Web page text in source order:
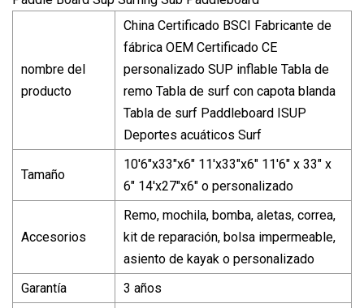
nombre del
producto
China Certificado BSCI Fabricante de
fábrica OEM Certificado CE
personalizado SUP inflable Tabla de
remo Tabla de surf con capota blanda
Tabla de surf Paddleboard ISUP
Deportes acuáticos Surf
Tamaño
10'6"x33"x6" 11'x33"x6" 11'6" x 33" x
6" 14'x27"x6" o personalizado
Accesorios
Remo, mochila, bomba, aletas, correa,
kit de reparación, bolsa impermeable,
asiento de kayak o personalizado
Garantía
3 años